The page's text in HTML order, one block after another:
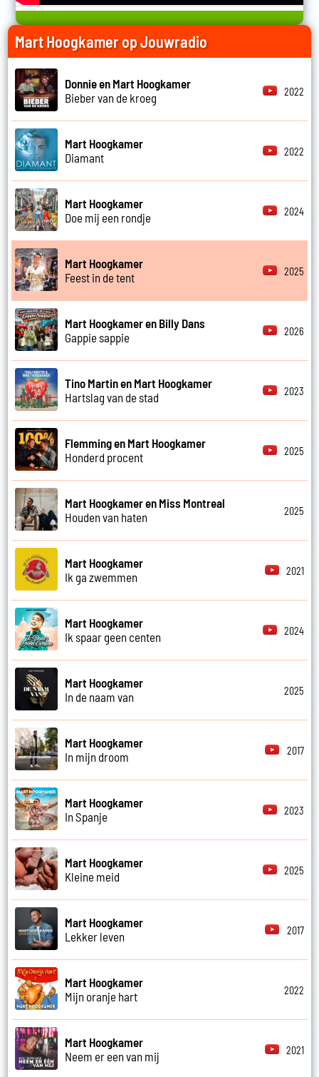
Mart Hoogkamer op Jouwradio
Donnie en Mart Hoogkamer
Bieber van de kroeg
2022
Mart Hoogkamer
Diamant
2022
Mart Hoogkamer
Doe mij een rondje
2024
Mart Hoogkamer
Feest in de tent
2025
Mart Hoogkamer en Billy Dans
Gappie sappie
2026
Tino Martin en Mart Hoogkamer
Hartslag van de stad
2023
Flemming en Mart Hoogkamer
Honderd procent
2025
Mart Hoogkamer en Miss Montreal
Houden van haten
2025
Mart Hoogkamer
Ik ga zwemmen
2021
Mart Hoogkamer
Ik spaar geen centen
2024
Mart Hoogkamer
In de naam van
2025
Mart Hoogkamer
In mijn droom
2017
Mart Hoogkamer
In Spanje
2023
Mart Hoogkamer
Kleine meid
2025
Mart Hoogkamer
Lekker leven
2017
Mart Hoogkamer
Mijn oranje hart
2022
Mart Hoogkamer
Neem er een van mij
2021